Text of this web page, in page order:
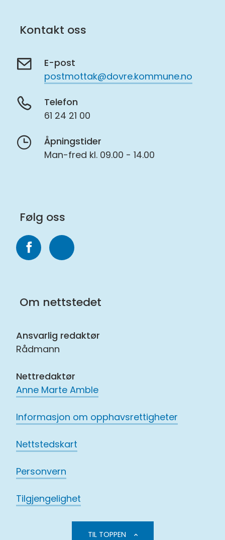
Kontakt oss
E-post
postmottak@dovre.kommune.no
Telefon
61 24 21 00
Åpningstider
Man-fred kl. 09.00 - 14.00
Følg oss
FacebookInstagram
Om nettstedet
Ansvarlig redaktør
Rådmann
Nettredaktør
Anne Marte Amble
Informasjon om opphavsrettigheter
Nettstedskart
Personvern
Tilgjengelighet
TIL TOPPEN